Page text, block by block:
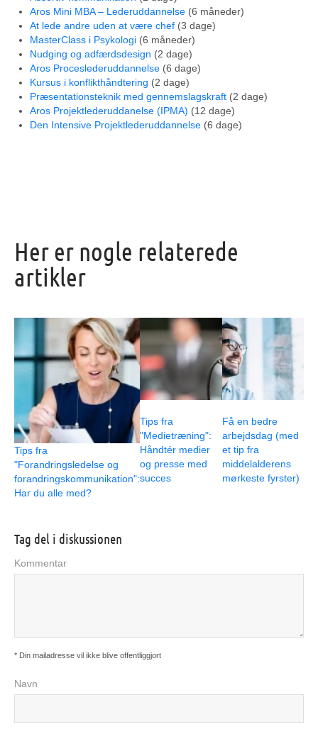
Aros Mini MBA – Lederuddannelse (6 måneder)
At lede andre uden at være chef (3 dage)
MasterClass i Psykologi (6 måneder)
Nudging og adfærdsdesign (2 dage)
Aros Proceslederuddannelse (6 dage)
Kursus i konflikthåndtering (2 dage)
Præsentationsteknik med gennemslagskraft (2 dage)
Aros Projektlederuddanelse (IPMA) (12 dage)
Den Intensive Projektlederuddannelse (6 dage)
Her er nogle relaterede
artikler
Tips fra
"Forandringsledelse og
forandringskommunikation":
Har du alle med?
Tips fra
"Medietræning":
Håndtér medier
og presse med
succes
Få en bedre
arbejdsdag (med
et tip fra
middelalderens
mørkeste fyrster)
Tag del i diskussionen
Kommentar
* Din mailadresse vil ikke blive offentliggjort
Navn